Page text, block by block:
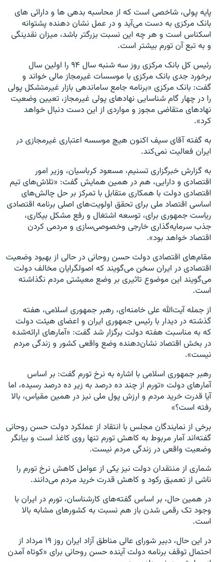
پایه پولی، شاخصی است که از محاسبه بدهی ها و دارائی های
بانک مرکزی به دست می‌آید و در عمل نشان دهنده پشتوانه
اسکناس است و هر چه این نسبت بزرگتر باشد، میزان نقدینگی
و به تبع آن تورم بیشتر است.
رئیس کل بانک مرکزی روز سه شنبه سال ۹۴ را اولین سال
برخورد جدی بانک مرکزی با موسسات غیرمجاز مالی خواند و
گفت: بانک مرکزی «برنامه جامع ساماندهی بازار غیرمتشکل پولی
را در چهار گام شناسایی نهادهای پولی غیرمجاز، تعیین وضعیت
نهادهای متقاضی مجوز و مواردی از این دست دنبال خواهد
کرد».
به گفته آقای سیف اکنون هیچ موسسه اعتباری غیرمجازی در
ایران فعالیت نمی‌کند.
به گزارش خبرگزاری تسنیم، مسعود کرباسیان، وزیر امور
اقتصادی و دارایی، هم در همین همایش گفت: «تلاش‌های تیم
اقتصادی دولت با همکاری متقابل با تمرکز بر حل چالش‌های
اساسی اقتصاد ملی برای تحقق اولویت‌های اصلی برنامه اقتصادی
ریاست جمهوری برای، توسعه اشتغال و رفع مشکل بیکاری،
جذب سرمایه‌گذاری خارجی وخصوصی‌سازی و مردمی کردن
اقتصاد خواهد بود».
مقام‌های اقتصادی دولت حسن روحانی در حالی از بهبود وضعیت
اقتصادی در ایران سخن می‌گویند که اصولگرایان مخالف دولت
می‌گویند این موضوع تاثیری بر وضع معیشتی مردم نگذاشته
است.
از جمله آیت‌الله علی خامنه‌ای، رهبر جمهوری اسلامی، هفته
گذشته در دیدار با رئیس جمهوری ایران و اعضای هیئت دولت
که به مناسبت هفته دولت برگزار شد گفت: «آمارهای ارائه‌شده
در بخش اقتصاد نشان‌دهنده‌ وضع واقعی کشور و زندگی مردم
نیست».
رهبر جمهوری اسلامی با اشاره به نرخ تورم گفت: بر اساس
آمارهای دولت «تورم از چند ده درصد به زیر ده درصد رسیده، اما
آیا قدرت خرید مردم و ارزش پول ملی نیز در همین مقیاس، بالا
رفته است؟»
برخی از نمایندگان مجلس با انتقاد از عملکرد دولت حسن روحانی
گفته‌اند آمار مربوط به کاهش تورم تنها روی کاغذ است و بیانگر
وضعیت واقعی در زندگی مردم نیست.
شماری از منتقدان دولت نیز یکی از عوامل کاهش نرخ تورم را
ناشی از تعمیق رکود و کاهش قدرت خرید مردم می‌دانند.
در همین حال، بر اساس گفته‌های کارشناسان، تورم در ایران با
وجود تک رقمی شدن باز هم نسبت به کشورهای مشابه بالا
است.
در این حال، دبیر شورای عالی مناطق آزاد ایران روز ۱۹ مرداد از
احتمال توقف برنامه دولت آینده حسن روحانی برای «کوتاه آمدن